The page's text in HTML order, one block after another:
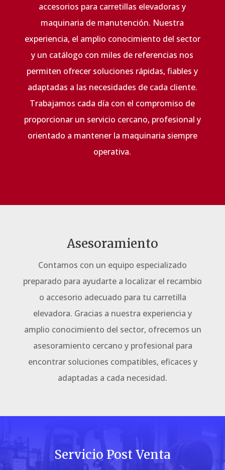
accesorios para carretillas elevadoras y
maquinaria de manutención. Nuestra
experiencia, el amplio conocimiento del sector
y un catálogo con miles de referencias nos
permiten ofrecer soluciones rápidas, fiables y
adaptadas a las necesidades de cada cliente.
Trabajamos cada día con el compromiso de
proporcionar un servicio cercano, profesional y
orientado a mantener la maquinaria siempre
operativa.
Asesoramiento
Contamos con un equipo especializado
preparado para ayudarte a localizar el recambio
o accesorio adecuado para tu carretilla
elevadora. Gracias a nuestra experiencia y
amplio conocimiento del sector, ofrecemos un
asesoramiento cercano y profesional para
encontrar soluciones compatibles, eficaces y
adaptadas a cada necesidad.
Servicio Post Venta